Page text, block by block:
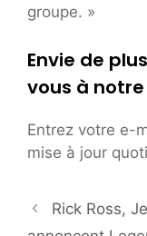
groupe. »
Envie de
vous à
Entrez votre e-
mise à jour
Rick Ross,